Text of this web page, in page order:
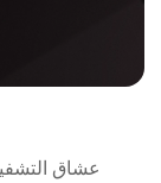
عشاق